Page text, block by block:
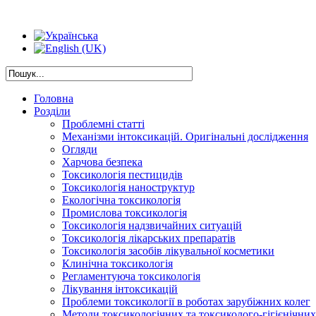
Головна
Розділи
Проблемні статті
Механізми інтоксикацій. Оригінальні дослідження
Огляди
Харчова безпека
Токсикологія пестицидів
Токсикологія наноструктур
Екологічна токсикологія
Промислова токсикологія
Токсикологія надзвичайних ситуацій
Токсикологія лікарських препаратів
Токсикологія засобів лікувальної косметики
Клинічна токсикологія
Регламентуюча токсикологія
Лікування інтоксикацій
Проблеми токсикології в роботах зарубіжних колег